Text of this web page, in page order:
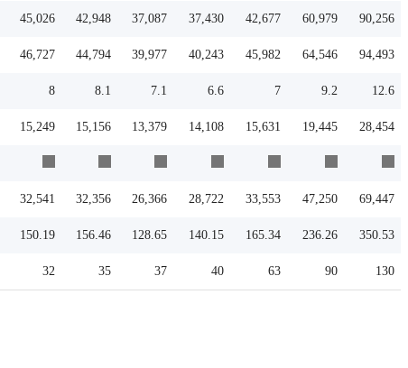
45,026 42,948 37,087 37,430 42,677 60,979 90,256
46,727 44,794 39,977 40,243 45,982 64,546 94,493
8 8.1 7.1 6.6 7 9.2 12.6
15,249 15,156 13,379 14,108 15,631 19,445 28,454
32,541 32,356 26,366 28,722 33,553 47,250 69,447
150.19 156.46 128.65 140.15 165.34 236.26 350.53
32 35 37 40 63 90 130